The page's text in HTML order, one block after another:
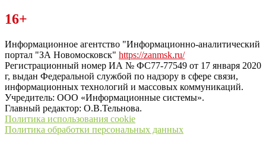
Читайте последние новости дня в Тульской области на сайте
“ЗаНовомосковск”
16+
Информационное агентство "Информационно-аналитический
портал "ЗА Новомосковск" https://zanmsk.ru/
Регистрационный номер ИА № ФС77-77549 от 17 января 2020
г, выдан Федеральной службой по надзору в сфере связи,
информационных технологий и массовых коммуникаций.
Учредитель: ООО «Информационные системы».
Главный редактор: О.В.Тельнова.
Политика использования cookie
Политика обработки персональных данных